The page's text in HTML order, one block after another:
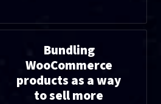
Bundling
WooCommerce
products as a way
to sell more